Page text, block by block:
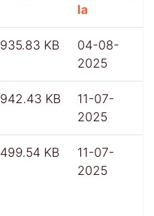
la
935.83 KB
04-08-
2025
942.43 KB
11-07-
2025
499.54 KB
11-07-
2025